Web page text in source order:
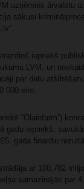
uzņēmies ārvalstu
sākusi
iepriekš
LVM, un
par datu
000 eiro.
“Olainfarm”)
gadu iepriekš,
gada finanšu
ar 100,782
samazinājās par